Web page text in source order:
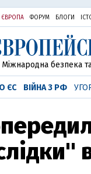
ЄВРОПА ФОРУМ БЛОГИ
Міжнародна безпека
ЄС ВІЙНА З РФ